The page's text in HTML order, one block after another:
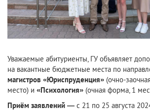
Уважаемые абитуриенты, ГУ объявляет
на вакантные бюджетные места по
магистров «Юриспруденция» (очно-
место) и «Психология» (очная форма, 1
Приём заявлений — с 21 по 25 августа